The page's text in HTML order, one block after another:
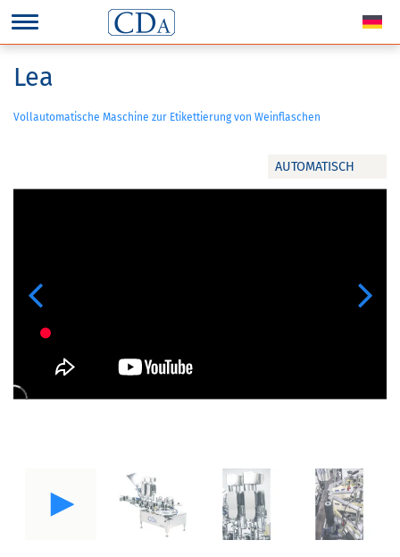
AUTOMATISCH
Previous Next
Lea
Vollautomatische Maschine zur Etikettierung von Weinflaschen